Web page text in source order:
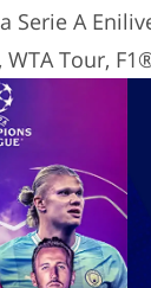
Serie A
WTA Tour,